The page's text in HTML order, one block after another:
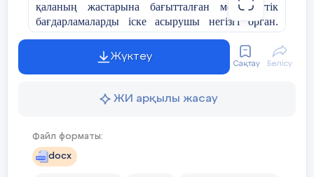
қаланың жастарына бағытталған мемлекеттік
бағдарламаларды іске асырушы негізгі орган.
Басқарманың басты мақсаты – жастарды қолдау,
олардың әлеуметтік, экономикалық, рухани және
кәсіби дамуына жағдай жасау. Басқарма еліміздегі
отырып, Алматы қаласында жастар саясатын
қоғамдық белсенділігін арттыру; Жастардың
кәсіпкерлік бастамаларына жағдай жасау;
Студенттік өзін-өзі басқару ұйымдарымен жұмыс
Жүктеу
Сақтау Бөлісу
ЖИ арқылы жасау
Файл форматы:
docx